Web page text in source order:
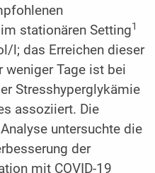
stationären Setting1
l; das Erreichen dieser
weniger Tage ist bei
Stresshyperglykämie
assoziiert. Die
untersuchte die
der
mit COVID-19